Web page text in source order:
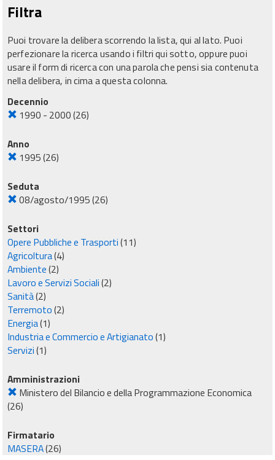
Filtra
Puoi trovare la delibera scorrendo la lista, qui al lato. Puoi
perfezionare la ricerca usando i filtri qui sotto, oppure puoi
usare il form di ricerca con una parola che pensi sia contenuta
nella delibera, in cima a questa colonna.
Decennio
1990 - 2000(26)
Anno
1995(26)
Seduta
08/agosto/1995(26)
Settori
Opere Pubbliche e Trasporti(11)
Agricoltura(4)
Ambiente(2)
Lavoro e Servizi Sociali(2)
Sanità(2)
Terremoto(2)
Energia(1)
Industria e Commercio e Artigianato(1)
Servizi(1)
Amministrazioni
Ministero del Bilancio e della Programmazione Economica
(26)
Firmatario
MASERA(26)